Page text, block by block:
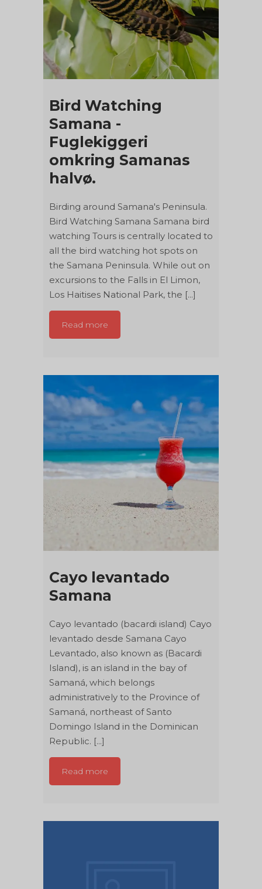
Bird Watching
Samana -
Fuglekiggeri
omkring Samanas
halvø.
Birding around Samana's Peninsula.
Bird Watching Samana Samana bird
watching Tours is centrally located to
all the bird watching hot spots on
the Samana Peninsula. While out on
excursions to the Falls in El Limon,
Los Haitises National Park, the [...]
Read more
Cayo levantado
Samana
Cayo levantado (bacardi island) Cayo
levantado desde Samana Cayo
Levantado, also known as (Bacardi
Island), is an island in the bay of
Samaná, which belongs
administratively to the Province of
Samaná, northeast of Santo
Domingo Island in the Dominican
Republic. [...]
Read more